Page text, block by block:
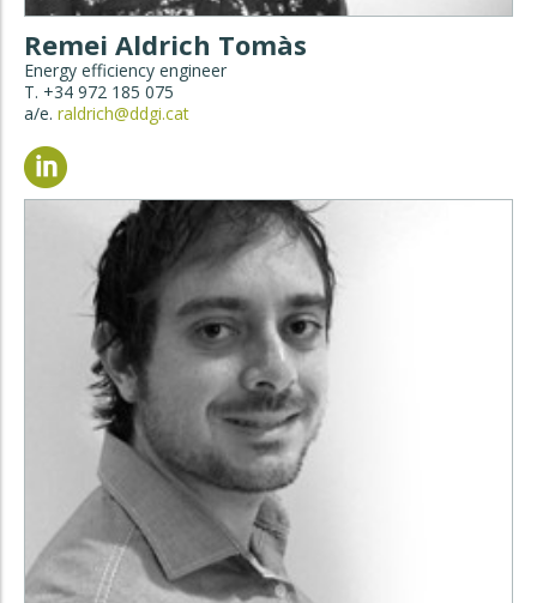
Remei Aldrich Tomàs
Energy efficiency engineer
T. +34 972 185 075
a/e. raldrich@ddgi.cat